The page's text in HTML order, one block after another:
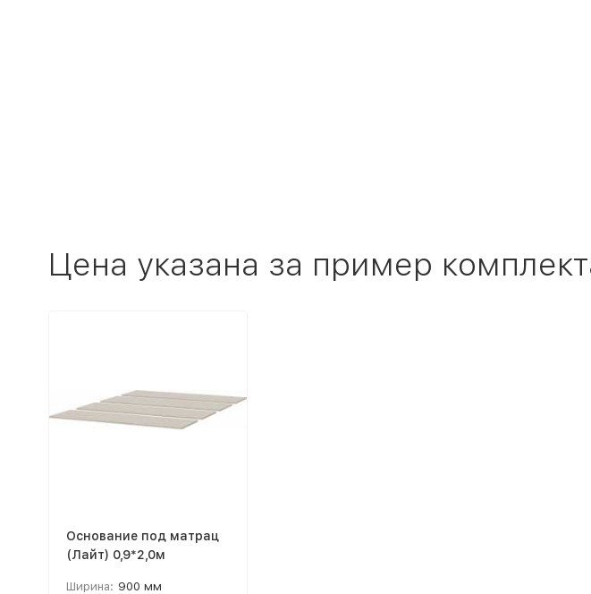
Цена указана за пример
Основание под матрац
(Лайт) 0,9*2,0м
Ширина: 900 мм